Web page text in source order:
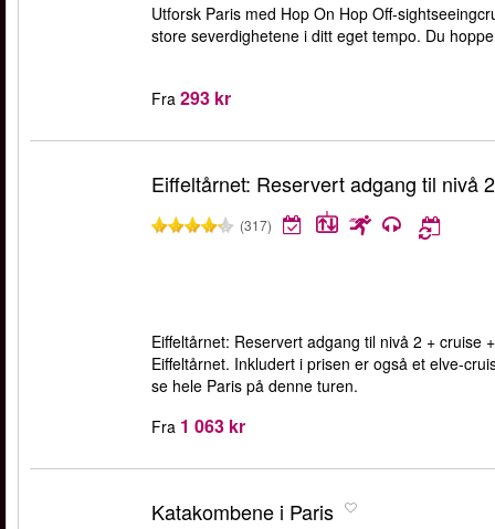
Utforsk Paris med Hop On Hop Off-
store severdighetene i ditt eget tempo. Du
Fra 293 kr
Eiffeltårnet: Reservert adgang til nivå
(317)
Eiffeltårnet: Reservert adgang til nivå 2 +
Eiffeltårnet. Inkludert i prisen er også et elve-
se hele Paris på denne turen.
Fra 1 063 kr
Katakombene i Paris